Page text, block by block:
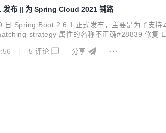
布 || 为 Spring Cloud 2021 铺路
日 Spring Boot 2.6.1 正式发布，主要是为了支
strategy 属性的名称不正确#28839 修
5 评论 分享